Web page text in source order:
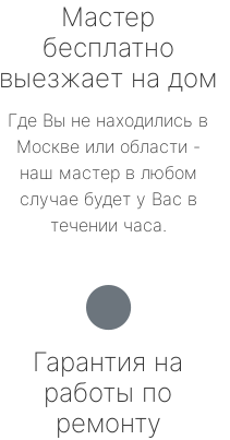
Мастер
бесплатно
выезжает на дом
Где Вы не находились в
Москве или области -
наш мастер в любом
случае будет у Вас в
течении часа.
Гарантия на
работы по
ремонту